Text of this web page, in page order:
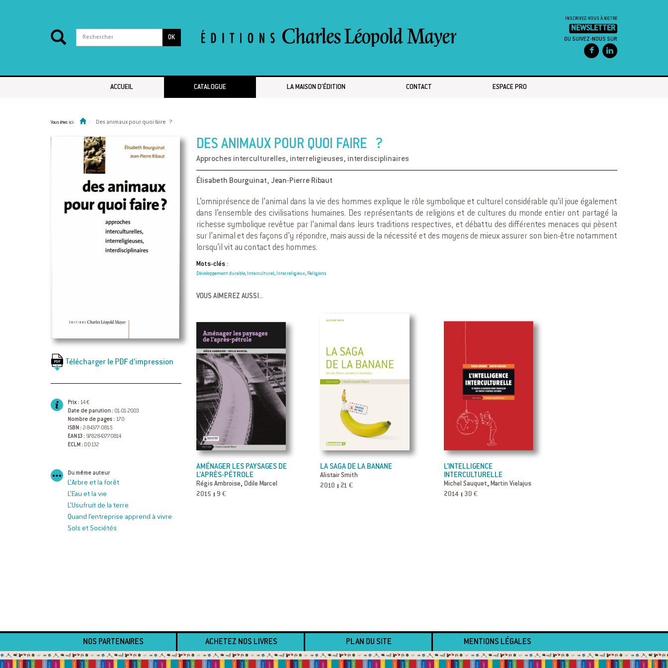
OK
INSCRIVEZ-VOUS À NOTRE
NEWSLETTER
OU SUIVEZ-NOUS SUR
ACCUEIL CATALOGUE LA MAISON D’ÉDITION CONTACT ESPACE PRO
Vous êtes ici: Des animaux pour quoi faire ?
Télécharger le PDF d’impression
Prix : 14 €
Date de parution : 01-01-2003
Nombre de pages : 170
ISBN : 2-84377-081-5
EAN13 : 9782843770814
ECLM : DD132
Du même auteur
L’Arbre et la forêt
L’Eau et la vie
L’Usufruit de la terre
Quand l’entreprise apprend à vivre
Sols et Sociétés
DES ANIMAUX POUR QUOI FAIRE ?
Approches interculturelles, interreligieuses, interdisciplinaires
Élisabeth Bourguinat, Jean-Pierre Ribaut
L’omniprésence de l’animal dans la vie des hommes explique le rôle symbolique et culturel considérable qu’il joue également
dans l’ensemble des civilisations humaines. Des représentants de religions et de cultures du monde entier ont partagé la
richesse symbolique revêtue par l’animal dans leurs traditions respectives, et débattu des différentes menaces qui pèsent
sur l’animal et des façons d’y répondre, mais aussi de la nécessité et des moyens de mieux assurer son bien-être notamment
lorsqu’il vit au contact des hommes.
Mots-clés :
Développement durable, Interculturel, Interreligieux, Religions
VOUS AIMEREZ AUSSI...
AMÉNAGER LES PAYSAGES DE
L’APRÈS-PÉTROLE
Régis Ambroise, Odile Marcel
2015 9 €
LA SAGA DE LA BANANE
Alistair Smith
2010 21 €
L’INTELLIGENCE
INTERCULTURELLE
Michel Sauquet, Martin Vielajus
2014 30 €
NOS PARTENAIRES ACHETEZ NOS LIVRES PLAN DU SITE MENTIONS LÉGALES